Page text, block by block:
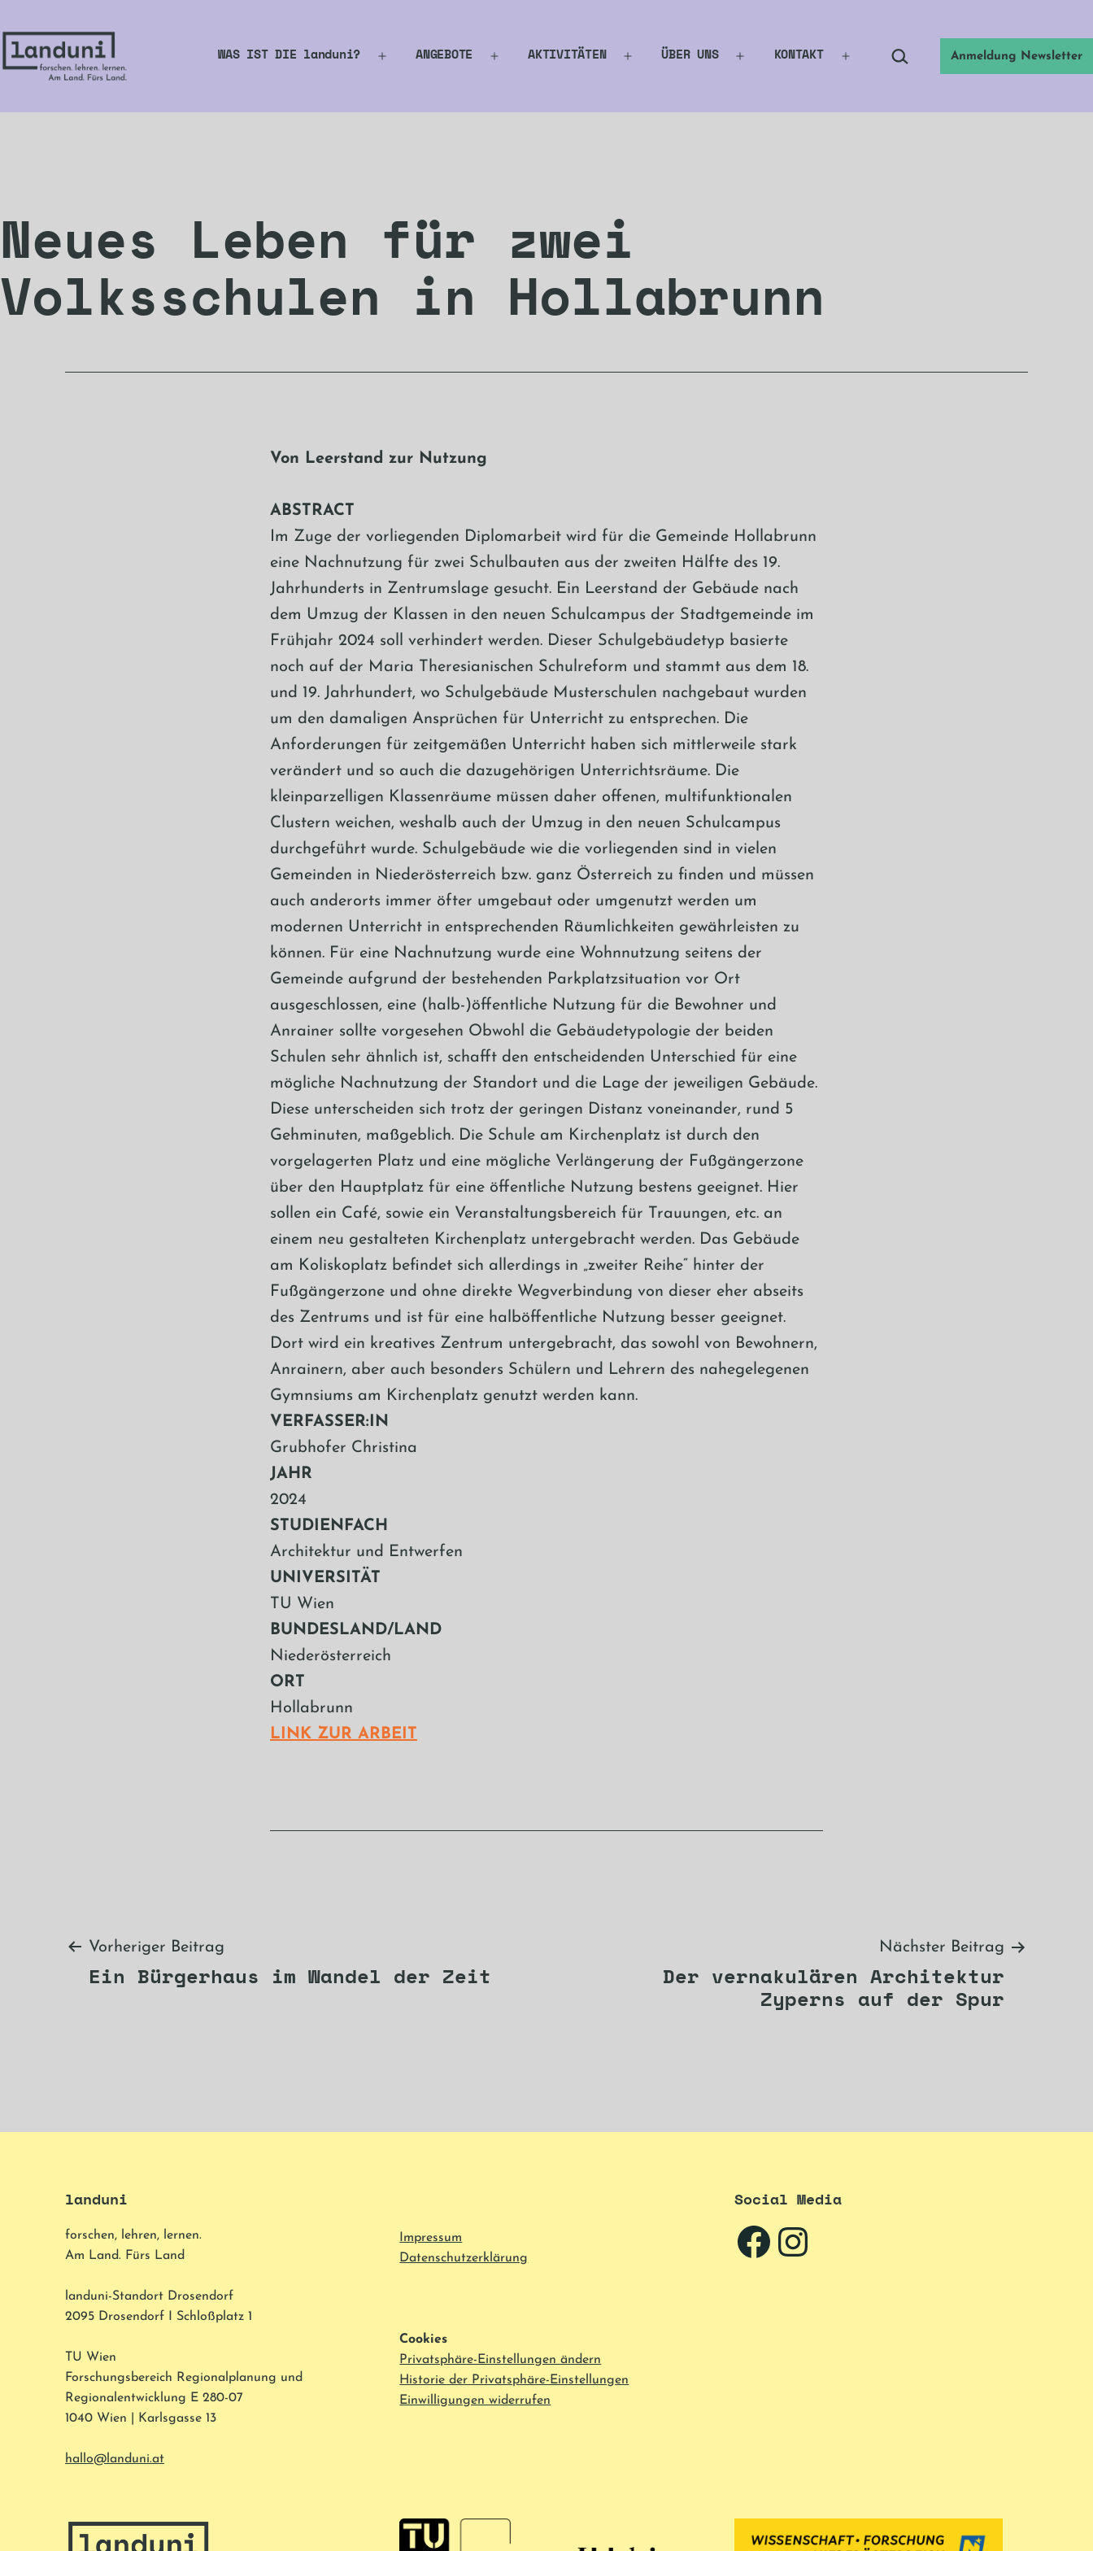
Inhalt
springen
WAS IST DIE landuni? ANGEBOTE AKTIVITÄTEN ÜBER UNS KONTAKT Suchen … Anmeldung Newsletter
Neues Leben für zwei
Volksschulen in Hollabrunn
Von Leerstand zur Nutzung
ABSTRACT
Im Zuge der vorliegenden Diplomarbeit wird für die Gemeinde Hollabrunn
eine Nachnutzung für zwei Schulbauten aus der zweiten Hälfte des 19.
Jahrhunderts in Zentrumslage gesucht. Ein Leerstand der Gebäude nach
dem Umzug der Klassen in den neuen Schulcampus der Stadtgemeinde im
Frühjahr 2024 soll verhindert werden. Dieser Schulgebäudetyp basierte
noch auf der Maria Theresianischen Schulreform und stammt aus dem 18.
und 19. Jahrhundert, wo Schulgebäude Musterschulen nachgebaut wurden
um den damaligen Ansprüchen für Unterricht zu entsprechen. Die
Anforderungen für zeitgemäßen Unterricht haben sich mittlerweile stark
verändert und so auch die dazugehörigen Unterrichtsräume. Die
kleinparzelligen Klassenräume müssen daher offenen, multifunktionalen
Clustern weichen, weshalb auch der Umzug in den neuen Schulcampus
durchgeführt wurde. Schulgebäude wie die vorliegenden sind in vielen
Gemeinden in Niederösterreich bzw. ganz Österreich zu finden und müssen
auch anderorts immer öfter umgebaut oder umgenutzt werden um
modernen Unterricht in entsprechenden Räumlichkeiten gewährleisten zu
können. Für eine Nachnutzung wurde eine Wohnnutzung seitens der
Gemeinde aufgrund der bestehenden Parkplatzsituation vor Ort
ausgeschlossen, eine (halb-)öffentliche Nutzung für die Bewohner und
Anrainer sollte vorgesehen Obwohl die Gebäudetypologie der beiden
Schulen sehr ähnlich ist, schafft den entscheidenden Unterschied für eine
mögliche Nachnutzung der Standort und die Lage der jeweiligen Gebäude.
Diese unterscheiden sich trotz der geringen Distanz voneinander, rund 5
Gehminuten, maßgeblich. Die Schule am Kirchenplatz ist durch den
vorgelagerten Platz und eine mögliche Verlängerung der Fußgängerzone
über den Hauptplatz für eine öffentliche Nutzung bestens geeignet. Hier
sollen ein Café, sowie ein Veranstaltungsbereich für Trauungen, etc. an
einem neu gestalteten Kirchenplatz untergebracht werden. Das Gebäude
am Koliskoplatz befindet sich allerdings in „zweiter Reihe“ hinter der
Fußgängerzone und ohne direkte Wegverbindung von dieser eher abseits
des Zentrums und ist für eine halböffentliche Nutzung besser geeignet.
Dort wird ein kreatives Zentrum untergebracht, das sowohl von Bewohnern,
Anrainern, aber auch besonders Schülern und Lehrern des nahegelegenen
Gymnsiums am Kirchenplatz genutzt werden kann.
VERFASSER:IN
Grubhofer Christina
JAHR
2024
STUDIENFACH
Architektur und Entwerfen
UNIVERSITÄT
TU Wien
BUNDESLAND/LAND
Niederösterreich
ORT
Hollabrunn
LINK ZUR ARBEIT
Beitragsnavigation
Vorheriger Beitrag
Ein Bürgerhaus im Wandel der Zeit
Nächster Beitrag
Der vernakulären Architektur
Zyperns auf der Spur
landuni
forschen, lehren, lernen.
Am Land. Fürs Land
landuni-Standort Drosendorf
2095 Drosendorf I Schloßplatz 1
TU Wien
Forschungsbereich Regionalplanung und
Regionalentwicklung E 280-07
1040 Wien | Karlsgasse 13
hallo@landuni.at
Impressum
Datenschutzerklärung
Cookies
Privatsphäre-Einstellungen ändern
Historie der Privatsphäre-Einstellungen
Einwilligungen widerrufen
Social Media
Facebook
Instagram